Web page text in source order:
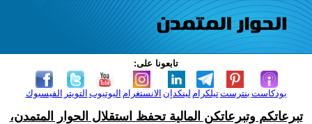
تابعونا على:
الفيسبوك التويتر اليوتيوب الانستغرام لينكدإن تيلكرامبنترست بودكاست
تبرعاتكم وتبرعاتكن المالية تحفظ استقلال الحوار المتمدن،